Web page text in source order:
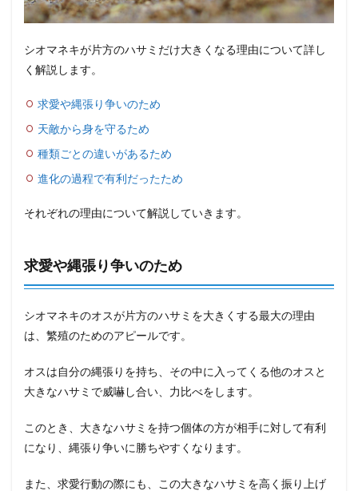
シオマネキが片方のハサミだけ大きくなる理由について詳し
く解説します。
求愛や縄張り争いのため
天敵から身を守るため
種類ごとの違いがあるため
進化の過程で有利だったため
それぞれの理由について解説していきます。
求愛や縄張り争いのため
シオマネキのオスが片方のハサミを大きくする最大の理由
は、繁殖のためのアピールです。
オスは自分の縄張りを持ち、その中に入ってくる他のオスと
大きなハサミで威嚇し合い、力比べをします。
このとき、大きなハサミを持つ個体の方が相手に対して有利
になり、縄張り争いに勝ちやすくなります。
また、求愛行動の際にも、この大きなハサミを高く振り上げ